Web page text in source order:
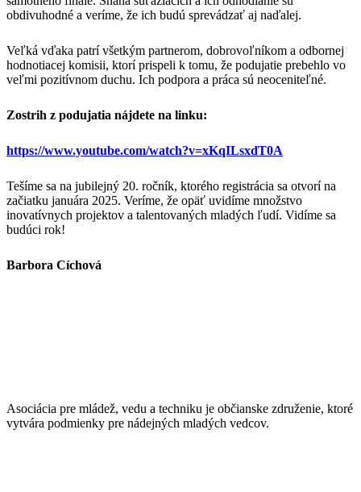
obdivuhodné a veríme, že ich budú sprevádzať aj naďalej.
Veľká vďaka patrí všetkým partnerom, dobrovoľníkom a odbornej
hodnotiacej komisii, ktorí prispeli k tomu, že podujatie prebehlo vo
veľmi pozitívnom duchu. Ich podpora a práca sú neoceniteľné.
Zostrih z podujatia nájdete na linku:
https://www.youtube.com/watch?v=xKqILsxdT0A
Tešíme sa na jubilejný 20. ročník, ktorého registrácia sa otvorí na
začiatku januára 2025. Veríme, že opäť uvidíme množstvo
inovatívnych projektov a talentovaných mladých ľudí. Vidíme sa
budúci rok!
Barbora Cíchová
Asociácia pre mládež, vedu a techniku je občianske združenie, ktoré
vytvára podmienky pre nádejných mladých vedcov.